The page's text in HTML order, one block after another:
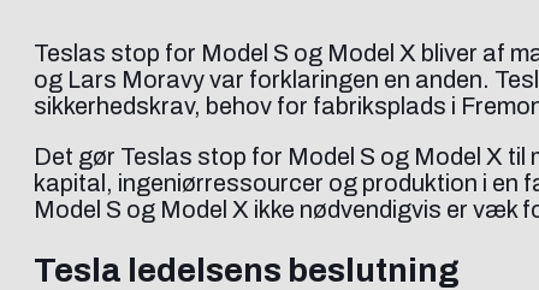
Teslas stop for Model S og Model X bliver af
og Lars Moravy var forklaringen en anden.
sikkerhedskrav, behov for fabriksplads i
Det gør Teslas stop for Model S og Model X
kapital, ingeniørressourcer og produktion i en
Model S og Model X ikke nødvendigvis er
Tesla ledelsens beslutning